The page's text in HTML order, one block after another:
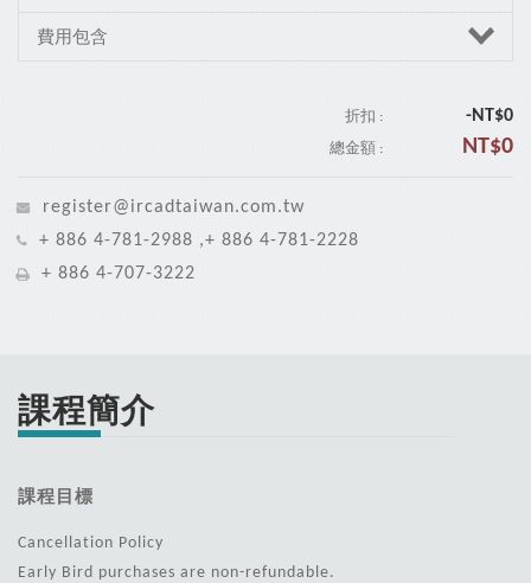
費用包含
折扣 : -NT$0
總金額 : NT$0
register@ircadtaiwan.com.tw
+ 886 4-781-2988 ,+ 886 4-781-2228
+ 886 4-707-3222
課程簡介
課程目標
Cancellation Policy
Early Bird purchases are non-refundable.